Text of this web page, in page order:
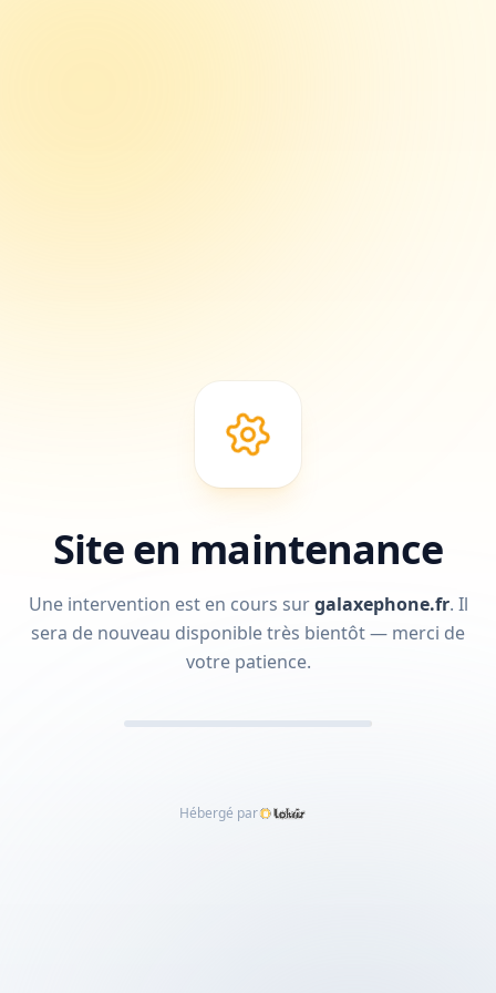
Site en maintenance
Une intervention est en cours surgalaxephone.fr. Il
sera de nouveau disponible très bientôt — merci de
votre patience.
Hébergé par